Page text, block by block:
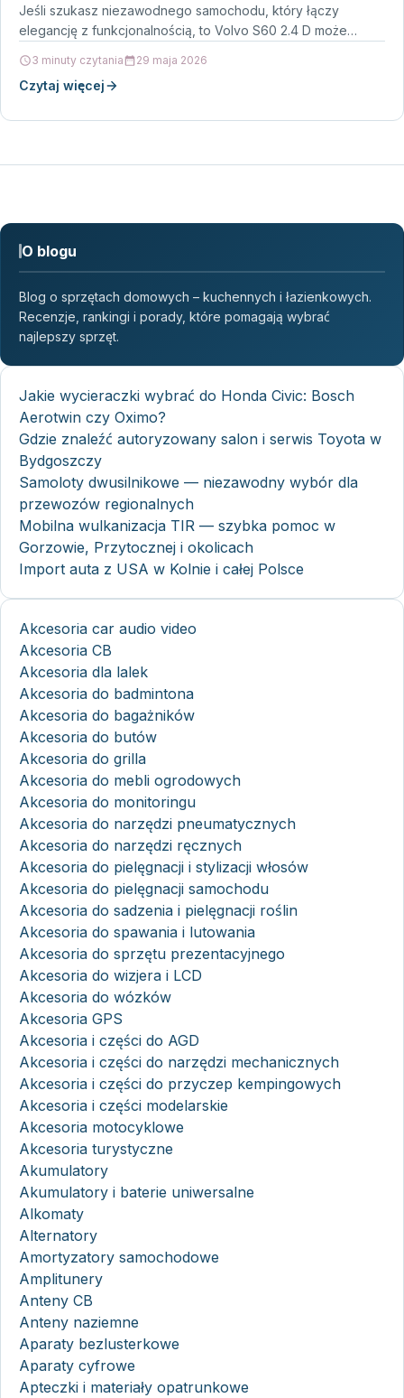
Jeśli szukasz niezawodnego samochodu, który łączy
elegancję z funkcjonalnością, to Volvo S60 2.4 D może…
3 minuty czytania 29 maja 2026
Czytaj więcej
O blogu
Blog o sprzętach domowych – kuchennych i łazienkowych.
Recenzje, rankingi i porady, które pomagają wybrać
najlepszy sprzęt.
Jakie wycieraczki wybrać do Honda Civic: Bosch
Aerotwin czy Oximo?
Gdzie znaleźć autoryzowany salon i serwis Toyota w
Bydgoszczy
Samoloty dwusilnikowe — niezawodny wybór dla
przewozów regionalnych
Mobilna wulkanizacja TIR — szybka pomoc w
Gorzowie, Przytocznej i okolicach
Import auta z USA w Kolnie i całej Polsce
Akcesoria car audio video
Akcesoria CB
Akcesoria dla lalek
Akcesoria do badmintona
Akcesoria do bagażników
Akcesoria do butów
Akcesoria do grilla
Akcesoria do mebli ogrodowych
Akcesoria do monitoringu
Akcesoria do narzędzi pneumatycznych
Akcesoria do narzędzi ręcznych
Akcesoria do pielęgnacji i stylizacji włosów
Akcesoria do pielęgnacji samochodu
Akcesoria do sadzenia i pielęgnacji roślin
Akcesoria do spawania i lutowania
Akcesoria do sprzętu prezentacyjnego
Akcesoria do wizjera i LCD
Akcesoria do wózków
Akcesoria GPS
Akcesoria i części do AGD
Akcesoria i części do narzędzi mechanicznych
Akcesoria i części do przyczep kempingowych
Akcesoria i części modelarskie
Akcesoria motocyklowe
Akcesoria turystyczne
Akumulatory
Akumulatory i baterie uniwersalne
Alkomaty
Alternatory
Amortyzatory samochodowe
Amplitunery
Anteny CB
Anteny naziemne
Aparaty bezlusterkowe
Aparaty cyfrowe
Apteczki i materiały opatrunkowe